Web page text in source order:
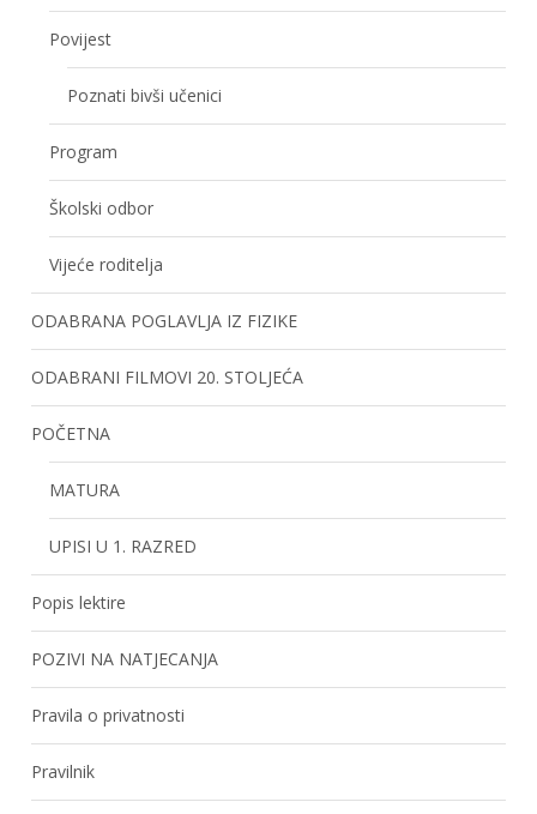
Povijest
Poznati bivši učenici
Program
Školski odbor
Vijeće roditelja
ODABRANA POGLAVLJA IZ FIZIKE
ODABRANI FILMOVI 20. STOLJEĆA
POČETNA
MATURA
UPISI U 1. RAZRED
Popis lektire
POZIVI NA NATJECANJA
Pravila o privatnosti
Pravilnik